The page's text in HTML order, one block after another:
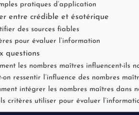
pratiques d’application
entre crédible et ésotérique
des sources fiables
pour évaluer l’information
questions
les nombres maîtres influencent-ils
on ressentir l’influence des nombres
intégrer les nombres maîtres dans
critères utiliser pour évaluer